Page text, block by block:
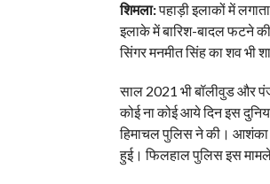
शिमला:पहाड़ी इलाकों में
इलाके में बारिश-बादल फटने
सिंगर मनमीत सिंह का शव भी
साल 2021 भी बॉलीवुड और
कोई ना कोई आये दिन इस
हिमाचल पुलिस ने की। आशंका
हुई। फिलहाल पुलिस इस